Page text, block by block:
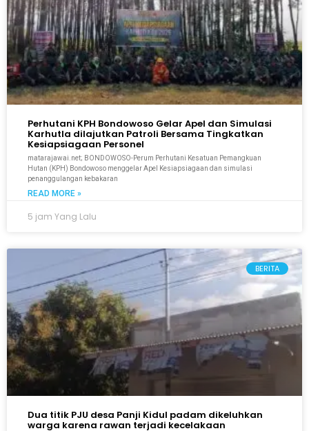
Perhutani KPH Bondowoso Gelar Apel dan Simulasi
Karhutla dilajutkan Patroli Bersama Tingkatkan
Kesiapsiagaan Personel
matarajawai.net; BONDOWOSO-Perum Perhutani Kesatuan Pemangkuan
Hutan (KPH) Bondowoso menggelar Apel Kesiapsiagaan dan simulasi
penanggulangan kebakaran
READ MORE »
5 jam Yang Lalu
BERITA
Dua titik PJU desa Panji Kidul padam dikeluhkan
warga karena rawan terjadi kecelakaan